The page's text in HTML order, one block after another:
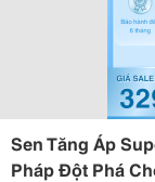
Sen Tăng Áp
Pháp Đột Phá